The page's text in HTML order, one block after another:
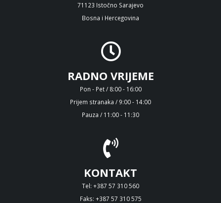
71123 Istočno Sarajevo
Bosna i Hercegovina
RADNO VRIJEME
Pon - Pet / 8:00 - 16:00
Prijem stranaka / 9:00 - 14:00
Pauza / 11:00 - 11:30
KONTAKT
Tel: +387 57 310 560
Faks: +387 57 310 575